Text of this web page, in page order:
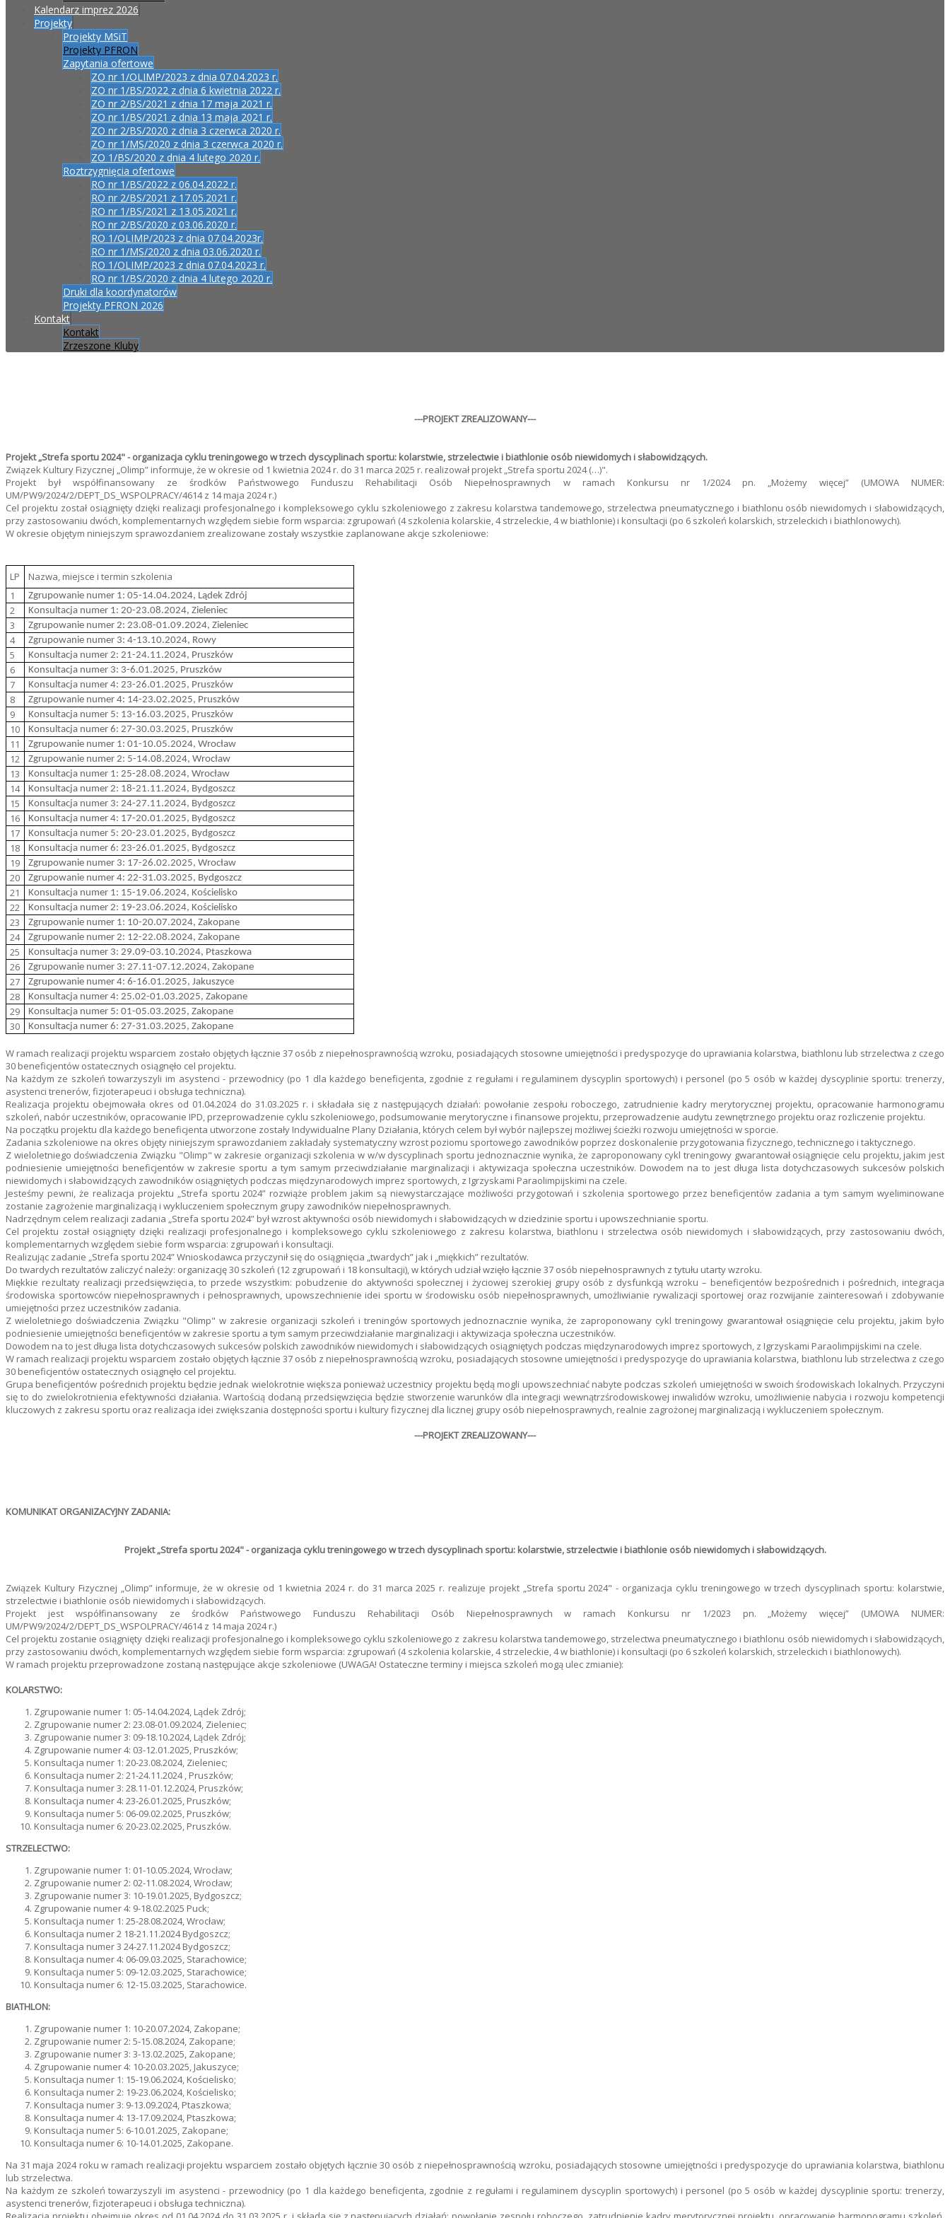
Kalendarz imprez 2026
Projekty
Projekty MSiT
Projekty PFRON
Zapytania ofertowe
ZO nr 1/OLIMP/2023 z dnia 07.04.2023 r.
ZO nr 1/BS/2022 z dnia 6 kwietnia 2022 r.
ZO nr 2/BS/2021 z dnia 17 maja 2021 r.
ZO nr 1/BS/2021 z dnia 13 maja 2021 r.
ZO nr 2/BS/2020 z dnia 3 czerwca 2020 r.
ZO nr 1/MS/2020 z dnia 3 czerwca 2020 r.
ZO 1/BS/2020 z dnia 4 lutego 2020 r.
Roztrzygnięcia ofertowe
RO nr 1/BS/2022 z 06.04.2022 r.
RO nr 2/BS/2021 z 17.05.2021 r.
RO nr 1/BS/2021 z 13.05.2021 r.
RO nr 2/BS/2020 z 03.06.2020 r.
RO 1/OLIMP/2023 z dnia 07.04.2023r.
RO nr 1/MS/2020 z dnia 03.06.2020 r.
RO 1/OLIMP/2023 z dnia 07.04.2023 r.
RO nr 1/BS/2020 z dnia 4 lutego 2020 r.
Druki dla koordynatorów
Projekty PFRON 2026
Kontakt
Kontakt
Zrzeszone Kluby
---PROJEKT ZREALIZOWANY---
Projekt „Strefa sportu 2024" - organizacja cyklu treningowego w trzech dyscyplinach sportu: kolarstwie, strzelectwie i biathlonie osób niewidomych i słabowidzących.
Związek Kultury Fizycznej „Olimp” informuje, że w okresie od 1 kwietnia 2024 r. do 31 marca 2025 r. realizował projekt „Strefa sportu 2024 (…)".
Projekt był współfinansowany ze środków Państwowego Funduszu Rehabilitacji Osób Niepełnosprawnych w ramach Konkursu nr 1/2024 pn. „Możemy więcej” (UMOWA NUMER:
UM/PW9/2024/2/DEPT_DS_WSPOLPRACY/4614 z 14 maja 2024 r.)
Cel projektu został osiągnięty dzięki realizacji profesjonalnego i kompleksowego cyklu szkoleniowego z zakresu kolarstwa tandemowego, strzelectwa pneumatycznego i biathlonu osób niewidomych i słabowidzących,
przy zastosowaniu dwóch, komplementarnych względem siebie form wsparcia: zgrupowań (4 szkolenia kolarskie, 4 strzeleckie, 4 w biathlonie) i konsultacji (po 6 szkoleń kolarskich, strzeleckich i biathlonowych).
W okresie objętym niniejszym sprawozdaniem zrealizowane zostały wszystkie zaplanowane akcje szkoleniowe:
LP
Nazwa, miejsce i termin szkolenia
1
Zgrupowanie numer 1: 05-14.04.2024, Lądek Zdrój
2 Konsultacja numer 1: 20-23.08.2024, Zieleniec
3 Zgrupowanie numer 2: 23.08-01.09.2024, Zieleniec
4 Zgrupowanie numer 3: 4-13.10.2024, Rowy
5 Konsultacja numer 2: 21-24.11.2024, Pruszków
6 Konsultacja numer 3: 3-6.01.2025, Pruszków
7 Konsultacja numer 4: 23-26.01.2025, Pruszków
8 Zgrupowanie numer 4: 14-23.02.2025, Pruszków
9 Konsultacja numer 5: 13-16.03.2025, Pruszków
10 Konsultacja numer 6: 27-30.03.2025, Pruszków
11 Zgrupowanie numer 1: 01-10.05.2024, Wrocław
12 Zgrupowanie numer 2: 5-14.08.2024, Wrocław
13 Konsultacja numer 1: 25-28.08.2024, Wrocław
14 Konsultacja numer 2: 18-21.11.2024, Bydgoszcz
15 Konsultacja numer 3: 24-27.11.2024, Bydgoszcz
16 Konsultacja numer 4: 17-20.01.2025, Bydgoszcz
17 Konsultacja numer 5: 20-23.01.2025, Bydgoszcz
18 Konsultacja numer 6: 23-26.01.2025, Bydgoszcz
19 Zgrupowanie numer 3: 17-26.02.2025, Wrocław
20 Zgrupowanie numer 4: 22-31.03.2025, Bydgoszcz
21 Konsultacja numer 1: 15-19.06.2024, Kościelisko
22 Konsultacja numer 2: 19-23.06.2024, Kościelisko
23 Zgrupowanie numer 1: 10-20.07.2024, Zakopane
24 Zgrupowanie numer 2: 12-22.08.2024, Zakopane
25 Konsultacja numer 3: 29.09-03.10.2024, Ptaszkowa
26 Zgrupowanie numer 3: 27.11-07.12.2024, Zakopane
27 Zgrupowanie numer 4: 6-16.01.2025, Jakuszyce
28 Konsultacja numer 4: 25.02-01.03.2025, Zakopane
29 Konsultacja numer 5: 01-05.03.2025, Zakopane
30 Konsultacja numer 6: 27-31.03.2025, Zakopane
W ramach realizacji projektu wsparciem zostało objętych łącznie 37 osób z niepełnosprawnością wzroku, posiadających stosowne umiejętności i predyspozycje do uprawiania kolarstwa, biathlonu lub strzelectwa z czego
30 beneficjentów ostatecznych osiągnęło cel projektu.
Na każdym ze szkoleń towarzyszyli im asystenci - przewodnicy (po 1 dla każdego beneficjenta, zgodnie z regułami i regulaminem dyscyplin sportowych) i personel (po 5 osób w każdej dyscyplinie sportu: trenerzy,
asystenci trenerów, fizjoterapeuci i obsługa techniczna).
Realizacja projektu obejmowała okres od 01.04.2024 do 31.03.2025 r. i składała się z następujących działań: powołanie zespołu roboczego, zatrudnienie kadry merytorycznej projektu, opracowanie harmonogramu
szkoleń, nabór uczestników, opracowanie IPD, przeprowadzenie cyklu szkoleniowego, podsumowanie merytoryczne i finansowe projektu, przeprowadzenie audytu zewnętrznego projektu oraz rozliczenie projektu.
Na początku projektu dla każdego beneficjenta utworzone zostały Indywidualne Plany Działania, których celem był wybór najlepszej możliwej ścieżki rozwoju umiejętności w sporcie.
Zadania szkoleniowe na okres objęty niniejszym sprawozdaniem zakładały systematyczny wzrost poziomu sportowego zawodników poprzez doskonalenie przygotowania fizycznego, technicznego i taktycznego.
Z wieloletniego doświadczenia Związku "Olimp" w zakresie organizacji szkolenia w w/w dyscyplinach sportu jednoznacznie wynika, że zaproponowany cykl treningowy gwarantował osiągnięcie celu projektu, jakim jest
podniesienie umiejętności beneficjentów w zakresie sportu a tym samym przeciwdziałanie marginalizacji i aktywizacja społeczna uczestników. Dowodem na to jest długa lista dotychczasowych sukcesów polskich
niewidomych i słabowidzących zawodników osiągniętych podczas międzynarodowych imprez sportowych, z Igrzyskami Paraolimpijskimi na czele.
Jesteśmy pewni, że realizacja projektu „Strefa sportu 2024” rozwiąże problem jakim są niewystarczające możliwości przygotowań i szkolenia sportowego przez beneficjentów zadania a tym samym wyeliminowane
zostanie zagrożenie marginalizacją i wykluczeniem społecznym grupy zawodników niepełnosprawnych.
Nadrzędnym celem realizacji zadania „Strefa sportu 2024” był wzrost aktywności osób niewidomych i słabowidzących w dziedzinie sportu i upowszechnianie sportu.
Cel projektu został osiągnięty dzięki realizacji profesjonalnego i kompleksowego cyklu szkoleniowego z zakresu kolarstwa, biathlonu i strzelectwa osób niewidomych i słabowidzących, przy zastosowaniu dwóch,
komplementarnych względem siebie form wsparcia: zgrupowań i konsultacji.
Realizując zadanie „Strefa sportu 2024” Wnioskodawca przyczynił się do osiągnięcia „twardych” jak i „miękkich” rezultatów.
Do twardych rezultatów zaliczyć należy: organizację 30 szkoleń (12 zgrupowań i 18 konsultacji), w których udział wzięło łącznie 37 osób niepełnosprawnych z tytułu utarty wzroku.
Miękkie rezultaty realizacji przedsięwzięcia, to przede wszystkim: pobudzenie do aktywności społecznej i życiowej szerokiej grupy osób z dysfunkcją wzroku – beneficjentów bezpośrednich i pośrednich, integracja
środowiska sportowców niepełnosprawnych i pełnosprawnych, upowszechnienie idei sportu w środowisku osób niepełnosprawnych, umożliwianie rywalizacji sportowej oraz rozwijanie zainteresowań i zdobywanie
umiejętności przez uczestników zadania.
Z wieloletniego doświadczenia Związku "Olimp" w zakresie organizacji szkoleń i treningów sportowych jednoznacznie wynika, że zaproponowany cykl treningowy gwarantował osiągnięcie celu projektu, jakim było
podniesienie umiejętności beneficjentów w zakresie sportu a tym samym przeciwdziałanie marginalizacji i aktywizacja społeczna uczestników.
Dowodem na to jest długa lista dotychczasowych sukcesów polskich zawodników niewidomych i słabowidzących osiągniętych podczas międzynarodowych imprez sportowych, z Igrzyskami Paraolimpijskimi na czele.
W ramach realizacji projektu wsparciem zostało objętych łącznie 37 osób z niepełnosprawnością wzroku, posiadających stosowne umiejętności i predyspozycje do uprawiania kolarstwa, biathlonu lub strzelectwa z czego
30 beneficjentów ostatecznych osiągnęło cel projektu.
Grupa beneficjentów pośrednich projektu będzie jednak wielokrotnie większa ponieważ uczestnicy projektu będą mogli upowszechniać nabyte podczas szkoleń umiejętności w swoich środowiskach lokalnych. Przyczyni
się to do zwielokrotnienia efektywności działania. Wartością dodaną przedsięwzięcia będzie stworzenie warunków dla integracji wewnątrzśrodowiskowej inwalidów wzroku, umożliwienie nabycia i rozwoju kompetencji
kluczowych z zakresu sportu oraz realizacja idei zwiększania dostępności sportu i kultury fizycznej dla licznej grupy osób niepełnosprawnych, realnie zagrożonej marginalizacją i wykluczeniem społecznym.
---PROJEKT ZREALIZOWANY---
KOMUNIKAT ORGANIZACYJNY ZADANIA:
Projekt „Strefa sportu 2024" - organizacja cyklu treningowego w trzech dyscyplinach sportu: kolarstwie, strzelectwie i biathlonie osób niewidomych i słabowidzących.
Związek Kultury Fizycznej „Olimp” informuje, że w okresie od 1 kwietnia 2024 r. do 31 marca 2025 r. realizuje projekt „Strefa sportu 2024" - organizacja cyklu treningowego w trzech dyscyplinach sportu: kolarstwie,
strzelectwie i biathlonie osób niewidomych i słabowidzących.
Projekt jest współfinansowany ze środków Państwowego Funduszu Rehabilitacji Osób Niepełnosprawnych w ramach Konkursu nr 1/2023 pn. „Możemy więcej” (UMOWA NUMER:
UM/PW9/2024/2/DEPT_DS_WSPOLPRACY/4614 z 14 maja 2024 r.)
Cel projektu zostanie osiągnięty dzięki realizacji profesjonalnego i kompleksowego cyklu szkoleniowego z zakresu kolarstwa tandemowego, strzelectwa pneumatycznego i biathlonu osób niewidomych i słabowidzących,
przy zastosowaniu dwóch, komplementarnych względem siebie form wsparcia: zgrupowań (4 szkolenia kolarskie, 4 strzeleckie, 4 w biathlonie) i konsultacji (po 6 szkoleń kolarskich, strzeleckich i biathlonowych).
W ramach projektu przeprowadzone zostaną następujące akcje szkoleniowe (UWAGA! Ostateczne terminy i miejsca szkoleń mogą ulec zmianie):
KOLARSTWO:
Zgrupowanie numer 1: 05-14.04.2024, Lądek Zdrój;
Zgrupowanie numer 2: 23.08-01.09.2024, Zieleniec;
Zgrupowanie numer 3: 09-18.10.2024, Lądek Zdrój;
Zgrupowanie numer 4: 03-12.01.2025, Pruszków;
Konsultacja numer 1: 20-23.08.2024, Zieleniec;
Konsultacja numer 2: 21-24.11.2024 , Pruszków;
Konsultacja numer 3: 28.11-01.12.2024, Pruszków;
Konsultacja numer 4: 23-26.01.2025, Pruszków;
Konsultacja numer 5: 06-09.02.2025, Pruszków;
Konsultacja numer 6: 20-23.02.2025, Pruszków.
STRZELECTWO:
Zgrupowanie numer 1: 01-10.05.2024, Wrocław;
Zgrupowanie numer 2: 02-11.08.2024, Wrocław;
Zgrupowanie numer 3: 10-19.01.2025, Bydgoszcz;
Zgrupowanie numer 4: 9-18.02.2025 Puck;
Konsultacja numer 1: 25-28.08.2024, Wrocław;
Konsultacja numer 2 18-21.11.2024 Bydgoszcz;
Konsultacja numer 3 24-27.11.2024 Bydgoszcz;
Konsultacja numer 4: 06-09.03.2025, Starachowice;
Konsultacja numer 5: 09-12.03.2025, Starachowice;
Konsultacja numer 6: 12-15.03.2025, Starachowice.
BIATHLON:
Zgrupowanie numer 1: 10-20.07.2024, Zakopane;
Zgrupowanie numer 2: 5-15.08.2024, Zakopane;
Zgrupowanie numer 3: 3-13.02.2025, Zakopane;
Zgrupowanie numer 4: 10-20.03.2025, Jakuszyce;
Konsultacja numer 1: 15-19.06.2024, Kościelisko;
Konsultacja numer 2: 19-23.06.2024, Kościelisko;
Konsultacja numer 3: 9-13.09.2024, Ptaszkowa;
Konsultacja numer 4: 13-17.09.2024, Ptaszkowa;
Konsultacja numer 5: 6-10.01.2025, Zakopane;
Konsultacja numer 6: 10-14.01.2025, Zakopane.
Na 31 maja 2024 roku w ramach realizacji projektu wsparciem zostało objętych łącznie 30 osób z niepełnosprawnością wzroku, posiadających stosowne umiejętności i predyspozycje do uprawiania kolarstwa, biathlonu
lub strzelectwa.
Na każdym ze szkoleń towarzyszyli im asystenci - przewodnicy (po 1 dla każdego beneficjenta, zgodnie z regułami i regulaminem dyscyplin sportowych) i personel (po 5 osób w każdej dyscyplinie sportu: trenerzy,
asystenci trenerów, fizjoterapeuci i obsługa techniczna).